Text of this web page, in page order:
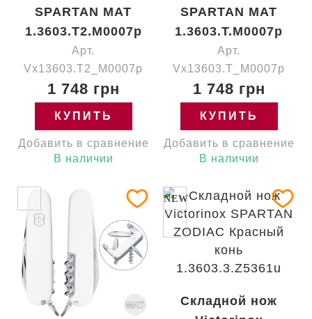
SPARTAN MAT
1.3603.T2.M0007p
Арт.
Vx13603.T2_M0007p
1 748 грн
КУПИТЬ
Добавить в сравнение
В наличии
SPARTAN MAT
1.3603.T.M0007p
Арт.
Vx13603.T_M0007p
1 748 грн
КУПИТЬ
Добавить в сравнение
В наличии
NEW
Складной нож